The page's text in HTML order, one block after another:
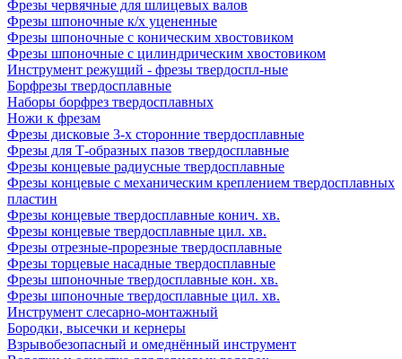
Фрезы червячные для шлицевых валов
Фрезы шпоночные к/х уцененные
Фрезы шпоночные с коническим хвостовиком
Фрезы шпоночные с цилиндрическим хвостовиком
Инструмент режущий - фрезы твердоспл-ные
Борфрезы твердосплавные
Наборы борфрез твердосплавных
Ножи к фрезам
Фрезы дисковые 3-х сторонние твердосплавные
Фрезы для Т-образных пазов твердосплавные
Фрезы концевые радиусные твердосплавные
Фрезы концевые с механическим креплением твердосплавных
пластин
Фрезы концевые твердосплавные конич. хв.
Фрезы концевые твердосплавные цил. хв.
Фрезы отрезные-прорезные твердосплавные
Фрезы торцевые насадные твердосплавные
Фрезы шпоночные твердосплавные кон. хв.
Фрезы шпоночные твердосплавные цил. хв.
Инструмент слесарно-монтажный
Бородки, высечки и кернеры
Взрывобезопасный и омеднённый инструмент